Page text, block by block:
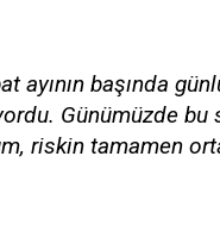
ayının başında
Günümüzde bu
riskin tamamen